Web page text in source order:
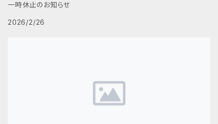
一時休止のお知らせ
2026/2/26